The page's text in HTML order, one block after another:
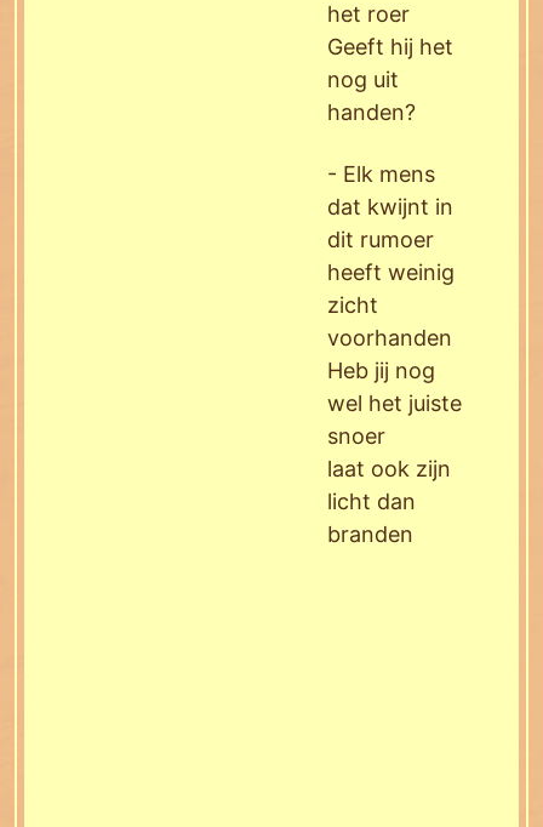
het roer
Geeft hij het
nog uit
handen?
- Elk mens
dat kwijnt in
dit rumoer
heeft weinig
zicht
voorhanden
Heb jij nog
wel het juiste
snoer
laat ook zijn
licht dan
branden